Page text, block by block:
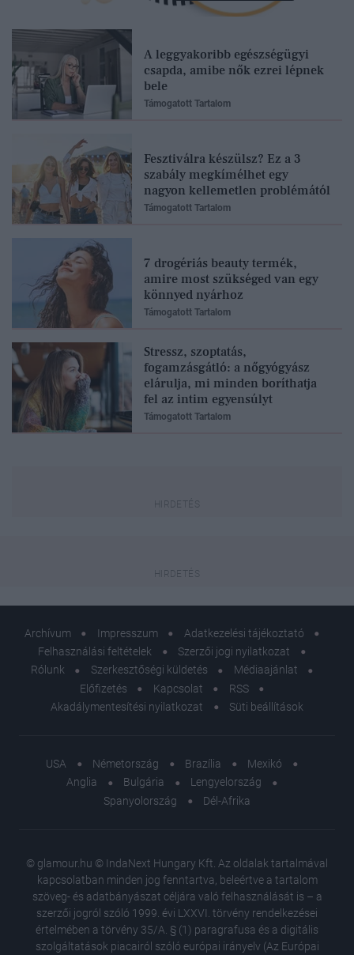
A leggyakoribb egészségügyi
csapda, amibe nők ezrei lépnek
bele
Támogatott Tartalom
Fesztiválra készülsz? Ez a 3
szabály megkímélhet egy
nagyon kellemetlen problémától
Támogatott Tartalom
7 drogériás beauty termék,
amire most szükséged van egy
könnyed nyárhoz
Támogatott Tartalom
Stressz, szoptatás,
fogamzásgátló: a nőgyógyász
elárulja, mi minden boríthatja
fel az intim egyensúlyt
Támogatott Tartalom
Archívum Impresszum
Adatkezelési tájékoztató
Felhasználási feltételek
Szerzői jogi nyilatkozat
Rólunk
Szerkesztőségi küldetés
Médiaajánlat
Előfizetés
Kapcsolat
RSS
Akadálymentesítési nyilatkozat
Süti beállítások
USA Németország Brazília
Mexikó
Anglia
Bulgária
Lengyelország
Spanyolország
Dél-Afrika
© glamour.hu © IndaNext Hungary Kft. Az oldalak tartalmával
kapcsolatban minden jog fenntartva, beleértve a tartalom
szöveg- és adatbányászat céljára való felhasználását is – a
szerzői jogról szóló 1999. évi LXXVI. törvény rendelkezései
értelmében a törvény 35/A. § (1) paragrafusa és a digitális
szolgáltatások piacairól szóló európai irányelv (Az Európai